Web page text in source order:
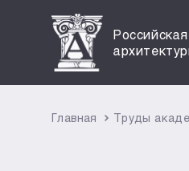
Главная Труды